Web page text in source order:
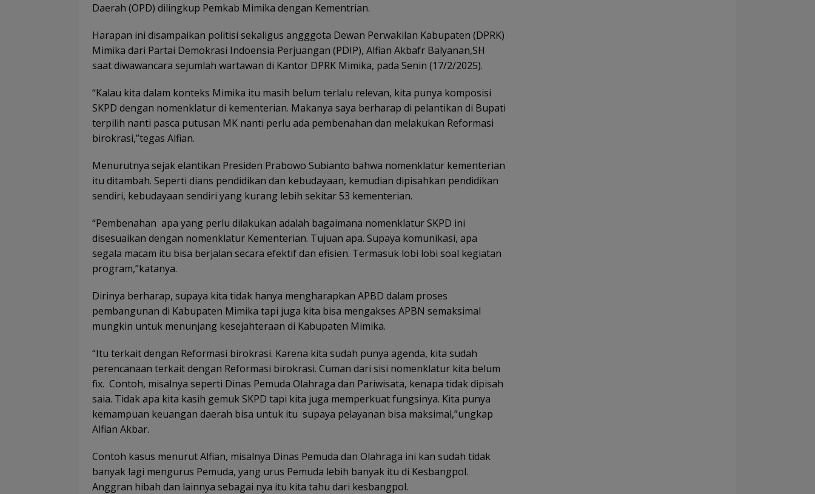
Daerah (OPD) dilingkup Pemkab Mimika dengan Kementrian.
Harapan ini disampaikan politisi sekaligus angggota Dewan Perwakilan Kabupaten (DPRK)
Mimika dari Partai Demokrasi Indoensia Perjuangan (PDIP), Alfian Akbafr Balyanan,SH
saat diwawancara sejumlah wartawan di Kantor DPRK Mimika, pada Senin (17/2/2025).
“Kalau kita dalam konteks Mimika itu masih belum terlalu relevan, kita punya komposisi
SKPD dengan nomenklatur di kementerian. Makanya saya berharap di pelantikan di Bupati
terpilih nanti pasca putusan MK nanti perlu ada pembenahan dan melakukan Reformasi
birokrasi,”tegas Alfian.
Menurutnya sejak elantikan Presiden Prabowo Subianto bahwa nomenklatur kementerian
itu ditambah. Seperti dians pendidikan dan kebudayaan, kemudian dipisahkan pendidikan
sendiri, kebudayaan sendiri yang kurang lebih sekitar 53 kementerian.
“Pembenahan apa yang perlu dilakukan adalah bagaimana nomenklatur SKPD ini
disesuaikan dengan nomenklatur Kementerian. Tujuan apa. Supaya komunikasi, apa
segala macam itu bisa berjalan secara efektif dan efisien. Termasuk lobi lobi soal kegiatan
program,”katanya.
Dirinya berharap, supaya kita tidak hanya mengharapkan APBD dalam proses
pembangunan di Kabupaten Mimika tapi juga kita bisa mengakses APBN semaksimal
mungkin untuk menunjang kesejahteraan di Kabupaten Mimika.
“Itu terkait dengan Reformasi birokrasi. Karena kita sudah punya agenda, kita sudah
perencanaan terkait dengan Reformasi birokrasi. Cuman dari sisi nomenklatur kita belum
fix. Contoh, misalnya seperti Dinas Pemuda Olahraga dan Pariwisata, kenapa tidak dipisah
saia. Tidak apa kita kasih gemuk SKPD tapi kita juga memperkuat fungsinya. Kita punya
kemampuan keuangan daerah bisa untuk itu supaya pelayanan bisa maksimal,”ungkap
Alfian Akbar.
Contoh kasus menurut Alfian, misalnya Dinas Pemuda dan Olahraga ini kan sudah tidak
banyak lagi mengurus Pemuda, yang urus Pemuda lebih banyak itu di Kesbangpol.
Anggran hibah dan lainnya sebagai nya itu kita tahu dari kesbangpol.